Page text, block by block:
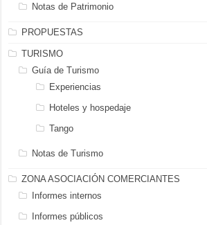
Notas de Patrimonio
PROPUESTAS
TURISMO
Guía de Turismo
Experiencias
Hoteles y hospedaje
Tango
Notas de Turismo
ZONA ASOCIACIÓN COMERCIANTES
Informes internos
Informes públicos